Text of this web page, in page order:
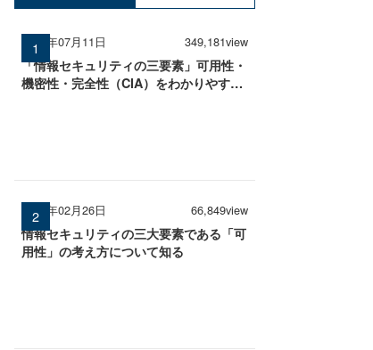
2025年07月11日 349,181view
「情報セキュリティの三要素」可用性・
機密性・完全性（CIA）をわかりやすく
2026年02月26日 66,849view
情報セキュリティの三大要素である「可
用性」の考え方について知る